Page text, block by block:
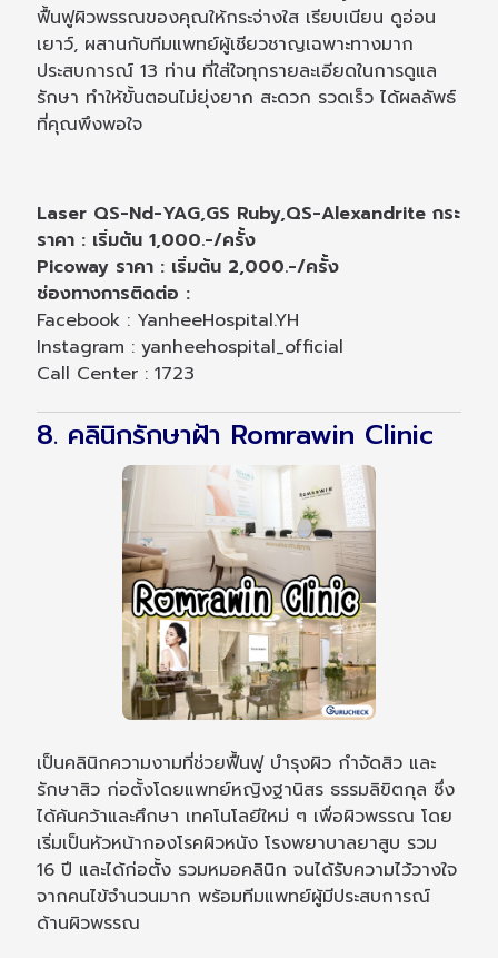
ฟื้นฟูผิวพรรณของคุณให้กระจ่างใส เรียบเนียน ดูอ่อน
เยาว์, ผสานกับทีมแพทย์ผู้เชียวชาญเฉพาะทางมาก
ประสบการณ์ 13 ท่าน ที่ใส่ใจทุกรายละเอียดในการดูแล
รักษา ทำให้ขั้นตอนไม่ยุ่งยาก สะดวก รวดเร็ว ได้ผลลัพธ์
ที่คุณพึงพอใจ
Laser QS-Nd-YAG,GS Ruby,QS-Alexandrite กระ
ราคา : เริ่มต้น 1,000.-/ครั้ง
Picoway ราคา : เริ่มต้น 2,000.-/ครั้ง
ช่องทางการติดต่อ :
Facebook : YanheeHospital.YH
Instagram : yanheehospital_official
Call Center : 1723
8. คลินิกรักษาฝ้า Romrawin Clinic
เป็นคลินิกความงามที่ช่วยฟื้นฟู บำรุงผิว กำจัดสิว และ
รักษาสิว ก่อตั้งโดยแพทย์หญิงฐานิสร ธรรมลิขิตกุล ซึ่ง
ได้ค้นคว้าและศึกษา เทคโนโลยีใหม่ ๆ เพื่อผิวพรรณ โดย
เริ่มเป็นหัวหน้ากองโรคผิวหนัง โรงพยาบาลยาสูบ รวม
16 ปี และได้ก่อตั้ง รวมหมอคลินิก จนได้รับความไว้วางใจ
จากคนไข้จำนวนมาก พร้อมทีมแพทย์ผู้มีประสบการณ์
ด้านผิวพรรณ